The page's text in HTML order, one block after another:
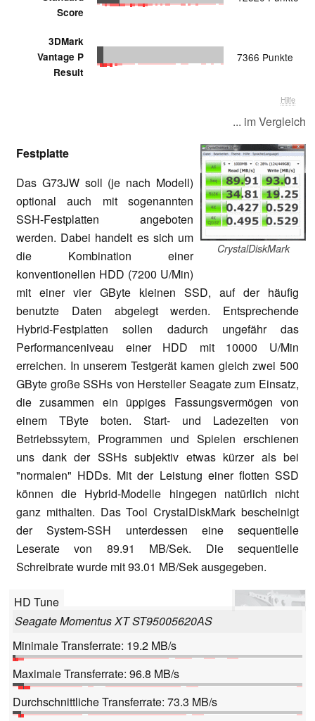
Score
3DMark
Vantage P
Result
7366 Punkte
Hilfe
... im Vergleich
CrystalDiskMark
Festplatte
Das G73JW soll (je nach Modell)
optional auch mit sogenannten
SSH-Festplatten angeboten
werden. Dabei handelt es sich um
die Kombination einer
konventionellen HDD (7200 U/Min)
mit einer vier GByte kleinen SSD, auf der häufig
benutzte Daten abgelegt werden. Entsprechende
Hybrid-Festplatten sollen dadurch ungefähr das
Performanceniveau einer HDD mit 10000 U/Min
erreichen. In unserem Testgerät kamen gleich zwei 500
GByte große SSHs von Hersteller Seagate zum Einsatz,
die zusammen ein üppiges Fassungsvermögen von
einem TByte boten. Start- und Ladezeiten von
Betriebssytem, Programmen und Spielen erschienen
uns dank der SSHs subjektiv etwas kürzer als bei
"normalen" HDDs. Mit der Leistung einer flotten SSD
können die Hybrid-Modelle hingegen natürlich nicht
ganz mithalten. Das Tool CrystalDiskMark bescheinigt
der System-SSH unterdessen eine sequentielle
Leserate von 89.91 MB/Sek. Die sequentielle
Schreibrate wurde mit 93.01 MB/Sek ausgegeben.
HD Tune
Seagate Momentus XT ST95005620AS
Minimale Transferrate: 19.2 MB/s
Maximale Transferrate: 96.8 MB/s
Durchschnittliche Transferrate: 73.3 MB/s